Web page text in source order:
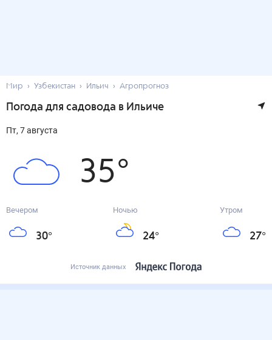
Мир Узбекистан Ильич Агропрогноз
Погода для садовода в Ильиче
пт, 7 августа
35°
Вечером
30°
Ночью
24°
Утром
27°
Источник данных